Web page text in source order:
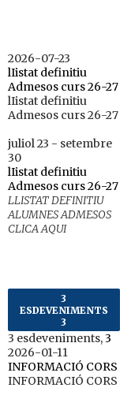
2026-07-23
lIistat definitiu
Admesos curs 26-27
lIistat definitiu
Admesos curs 26-27
juliol 23 - setembre
30
lIistat definitiu
Admesos curs 26-27
LLISTAT DEFINITIU
ALUMNES ADMESOS
CLICA AQUI
3
ESDEVENIMENTS
3
3 esdeveniments,3
2026-01-11
INFORMACIÓ CORS
INFORMACIÓ CORS